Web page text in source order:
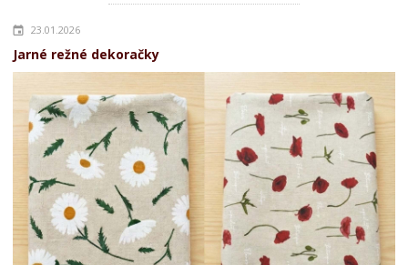
23.01.2026
Jarné režné dekoračky